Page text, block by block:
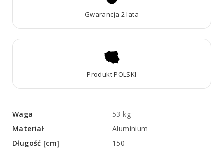
Gwarancja 2 lata
Produkt POLSKI
Waga
53 kg
Materiał
Aluminium
Długość [cm]
150